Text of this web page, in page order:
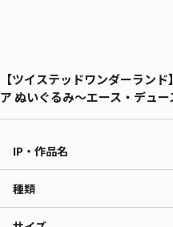
【ツイステッドワンダーラン
ア ぬいぐるみ～エース・デュ
IP・作品名
種類